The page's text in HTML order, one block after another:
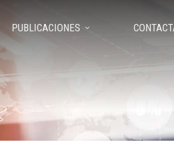
PUBLICACIONES